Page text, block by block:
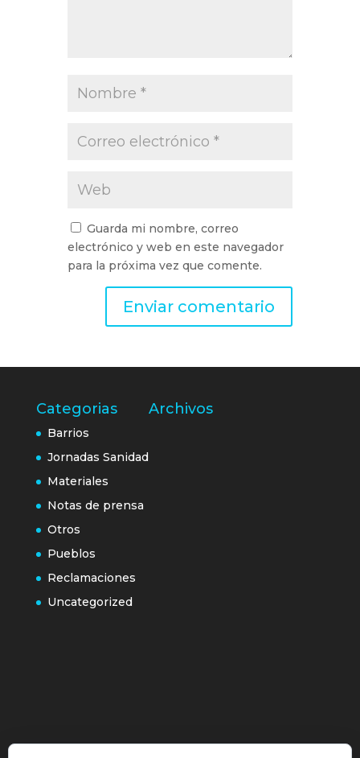
Guarda mi nombre, correo
electrónico y web en este navegador
para la próxima vez que comente.
Categorias
Barrios
Jornadas Sanidad
Materiales
Notas de prensa
Otros
Pueblos
Reclamaciones
Uncategorized
Archivos